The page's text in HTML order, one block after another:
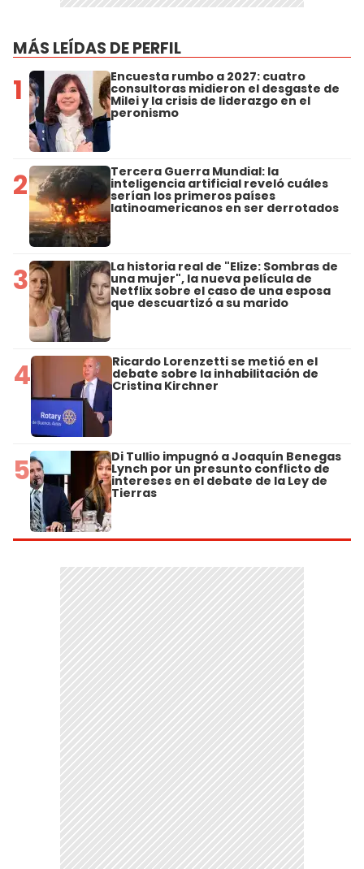
MÁS LEÍDAS DE PERFIL
1 Encuesta rumbo a 2027: cuatro
consultoras midieron el desgaste de
Milei y la crisis de liderazgo en el
peronismo
2 Tercera Guerra Mundial: la
inteligencia artificial reveló cuáles
serían los primeros países
latinoamericanos en ser derrotados
3 La historia real de "Elize: Sombras de
una mujer", la nueva película de
Netflix sobre el caso de una esposa
que descuartizó a su marido
4 Ricardo Lorenzetti se metió en el
debate sobre la inhabilitación de
Cristina Kirchner
5 Di Tullio impugnó a Joaquín Benegas
Lynch por un presunto conflicto de
intereses en el debate de la Ley de
Tierras